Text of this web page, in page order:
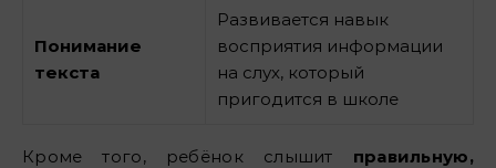
Понимание
текста
Развивается навык
восприятия информации
на слух, который
пригодится в школе
Кроме того, ребёнок слышит правильную,